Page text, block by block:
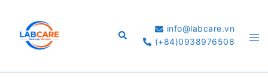
content
Search
info@labcare.vn
(+84)0938976508